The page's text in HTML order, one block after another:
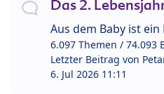
Das 2.
Aus dem Baby ist
6.097 Themen / 74.093
Letzter Beitrag von
6. Jul 2026 11:11